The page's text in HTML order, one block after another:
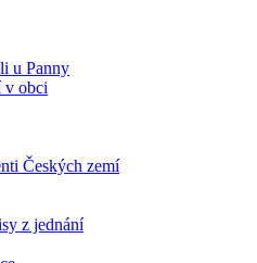
u Panny
v obci
Českých zemí
z jednání